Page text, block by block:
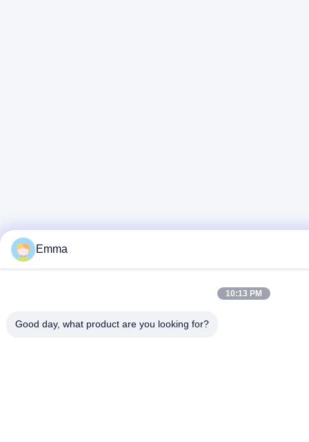
Emma
10:13 PM
Good day, what product are you looking for?